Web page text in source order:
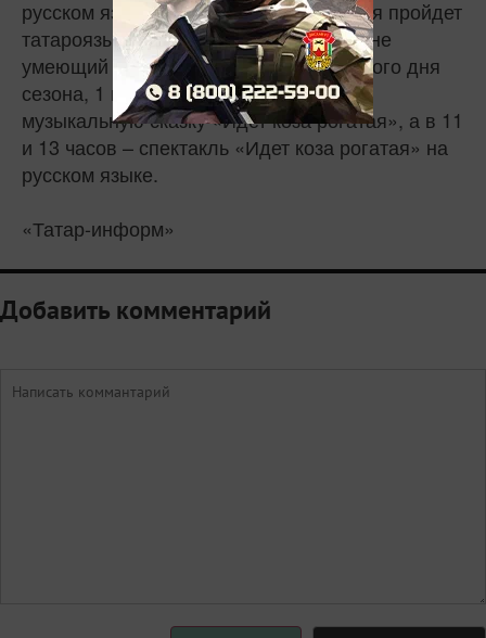
русском языке. В 15 часов этого же дня пройдет
татароязычная постановка – «Щенок, не
умеющий лаять». В 10 часов финального дня
сезона, 1 июля, в «Экияте» покажут
музыкальную сказку «Идет коза рогатая», а в 11
и 13 часов – спектакль «Идет коза рогатая» на
русском языке.
«Татар-информ»
Добавить комментарий